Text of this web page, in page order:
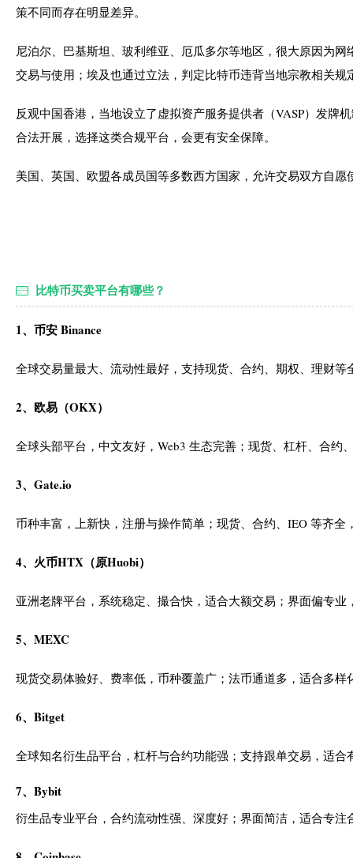
策不同而存在明显差异。
尼泊尔、巴基斯坦、玻利维亚、厄瓜多尔等地区，很大原因为
交易与使用；埃及也通过立法，判定比特币违背当地宗教相关规
反观中国香港，当地设立了虚拟资产服务提供者（VASP）发牌
合法开展，选择这类合规平台，会更有安全保障。
美国、英国、欧盟各成员国等多数西方国家，允许交易双方自
比特币买卖平台有哪些？
1、币安 Binance
全球交易量最大、流动性最好，支持现货、合约、期权、理财
2、欧易（OKX）
全球头部平台，中文友好，Web3 生态完善；现货、杠杆、合约
3、Gate.io
币种丰富，上新快，注册与操作简单；现货、合约、IEO 等齐全
4、 火币HTX（原Huobi）
亚洲老牌平台，系统稳定、撮合快，适合大额交易；界面偏专业
5、MEXC
现货交易体验好、费率低，币种覆盖广；法币通道多，适合多样
6、Bitget
全球知名衍生品平台，杠杆与合约功能强；支持跟单交易，适合
7、Bybit
衍生品专业平台，合约流动性强、深度好；界面简洁，适合专注